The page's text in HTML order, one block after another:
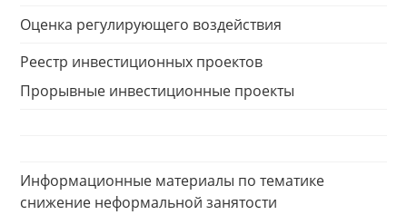
Оценка регулирующего воздействия
Реестр инвестиционных проектов
Прорывные инвестиционные проекты
Информационные материалы по тематике
снижение неформальной занятости